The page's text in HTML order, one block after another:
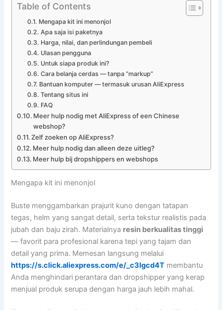
Table of Contents
Mengapa kit ini menonjol
Apa saja isi paketnya
Harga, nilai, dan perlindungan pembeli
Ulasan pengguna
Untuk siapa produk ini?
Cara belanja cerdas — tanpa “markup”
Bantuan komputer — termasuk urusan AliExpress
Tentang situs ini
FAQ
Meer hulp nodig met AliExpress of een Chinese
webshop?
Zelf zoeken op AliExpress?
Meer hulp nodig dan alleen deze uitleg?
Meer hulp bij dropshippers en webshops
Mengapa kit ini menonjol
Buste menggambarkan prajurit kuno dengan tatapan
tegas, helm yang sangat detail, serta tekstur realistis pada
jubah dan baju zirah. Materialnya resin berkualitas tinggi
— favorit para profesional karena tepi yang tajam dan
detail yang prima. Memesan langsung melalui
https://s.click.aliexpress.com/e/_c3Igcd4T membantu
Anda menghindari perantara dan dropshipper yang kerap
menjual produk serupa dengan harga jauh lebih mahal.